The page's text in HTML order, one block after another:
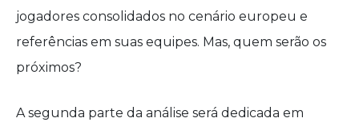
jogadores consolidados no cenário europeu e
referências em suas equipes. Mas, quem serão os
próximos?
A segunda parte da análise será dedicada em